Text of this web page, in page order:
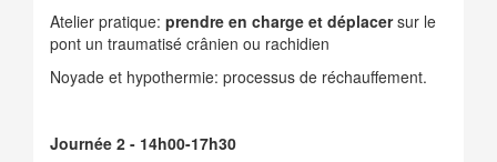
Atelier pratique: prendre en charge et déplacersur le
pont un traumatisé crânien ou rachidien
Noyade et hypothermie: processus de réchauffement.
Journée 2 - 14h00-17h30